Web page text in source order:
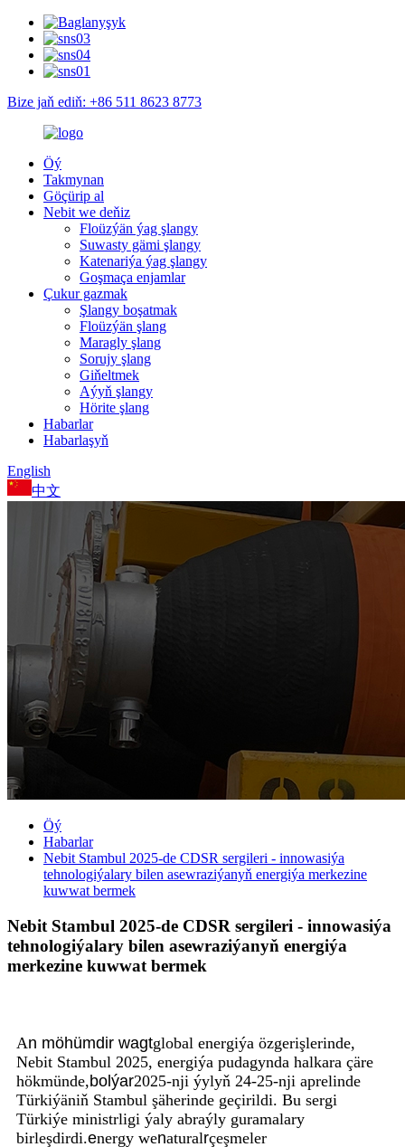
Bize jaň ediň: +86 511 8623 8773
Öý
Takmynan
Göçürip al
Nebit we deňiz
Floüzýän ýag şlangy
Suwasty gämi şlangy
Katenariýa ýag şlangy
Goşmaça enjamlar
Çukur gazmak
Şlangy boşatmak
Floüzýän şlang
Maragly şlang
Sorujy şlang
Giňeltmek
Aýyň şlangy
Hörite şlang
Habarlar
Habarlaşyň
English
中文
Öý
Habarlar
Nebit Stambul 2025-de CDSR sergileri - innowasiýa
tehnologiýalary bilen asewraziýanyň energiýa merkezine
kuwwat bermek
Nebit Stambul 2025-de CDSR sergileri - innowasiýa
tehnologiýalary bilen asewraziýanyň energiýa
merkezine kuwwat bermek
An möhümdir wagtglobal energiýa özgerişlerinde,
Nebit Stambul 2025, energiýa pudagynda halkara çäre
hökmünde,bolýar2025-nji ýylyň 24-25-nji aprelinde
Türkiýäniň Stambul şäherinde geçirildi. Bu sergi
Türkiýe ministrligi ýaly abraýly guramalary
birleşdirdi.energy wenaturalrçeşmeler